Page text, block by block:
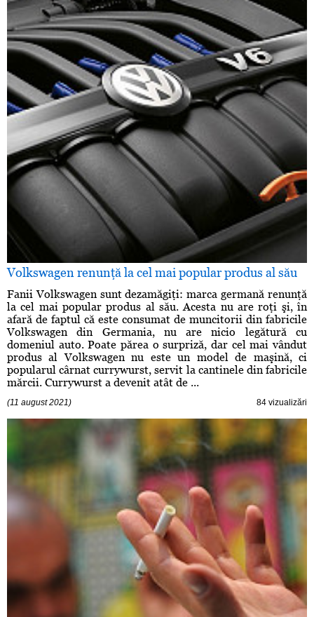
Volkswagen renunţă la cel mai popular produs al său
Fanii Volkswagen sunt dezamăgiţi: marca germană renunţă
la cel mai popular produs al său. Acesta nu are roţi şi, în
afară de faptul că este consumat de muncitorii din fabricile
Volkswagen din Germania, nu are nicio legătură cu
domeniul auto. Poate părea o surpriză, dar cel mai vândut
produs al Volkswagen nu este un model de maşină, ci
popularul cârnat currywurst, servit la cantinele din fabricile
mărcii. Currywurst a devenit atât de ...
(11 august 2021) 84 vizualizări